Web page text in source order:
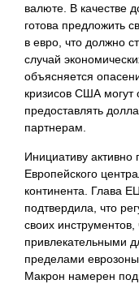
валюте. В качестве
готова предложить
в евро, что должно
случай
объясняется
кризисов США могут
предоставлять
партнерам.
Инициативу активно
Европейского
континента. Глава
подтвердила, что
своих
привлекательными
пределами
Макрон намерен